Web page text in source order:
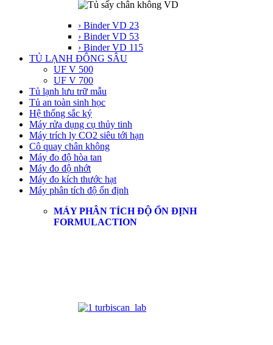
› Binder VD 23
› Binder VD 53
› Binder VD 115
TỦ LẠNH ĐÔNG SÂU
UF V 500
UF V 700
Tủ lạnh lưu trữ mẫu
Tủ an toàn sinh học
Hệ thống sắc ký
Máy rửa dụng cụ thủy tinh
Máy trích ly CO2 siêu tới hạn
Cô quay chân không
Máy đo độ hòa tan
Máy đo độ nhớt
Máy đo kích thước hạt
Máy phân tích độ ổn định
MÁY PHÂN TÍCH ĐỘ ỔN ĐỊNH
FORMULACTION